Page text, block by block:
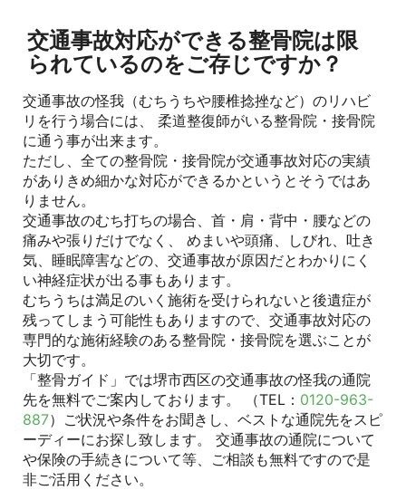
交通事故対応ができる整骨院は限
られているのをご存じですか？
交通事故の怪我（むちうちや腰椎捻挫など）のリハビ
リを行う場合には、 柔道整復師がいる整骨院・接骨院
に通う事が出来ます。
ただし、全ての整骨院・接骨院が交通事故対応の実績
がありきめ細かな対応ができるかというとそうではあ
りません。
交通事故のむち打ちの場合、首・肩・背中・腰などの
痛みや張りだけでなく、 めまいや頭痛、しびれ、吐き
気、睡眠障害などの、交通事故が原因だとわかりにく
い神経症状が出る事もあります。
むちうちは満足のいく施術を受けられないと後遺症が
残ってしまう可能性もありますので、交通事故対応の
専門的な施術経験のある整骨院・接骨院を選ぶことが
大切です。
「整骨ガイド」では堺市西区の交通事故の怪我の通院
先を無料でご案内しております。 （TEL： 0120-963-
887）ご状況や条件をお聞きし、ベストな通院先をスピ
ーディーにお探し致します。 交通事故の通院について
や保険の手続きについて等、ご相談も無料ですので是
非ご活用ください。